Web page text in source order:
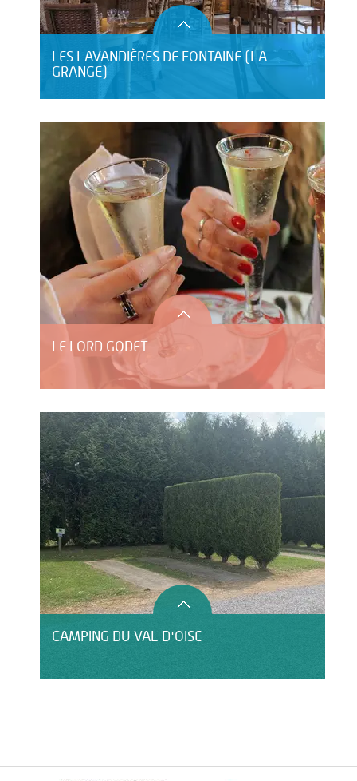
LES LAVANDIÈRES DE FONTAINE (LA
GRANGE)
LE LORD GODET
CAMPING DU VAL D'OISE